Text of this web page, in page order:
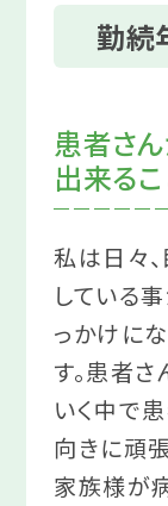
勤続
患者さ
出来るこ
私は日々
している
っかけに
す。患者
いく中で
向きに頑
家族様が